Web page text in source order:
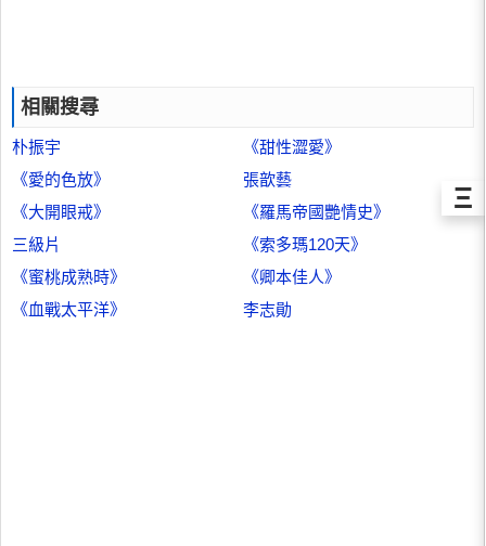
相關搜尋
朴振宇
《甜性澀愛》
《愛的色放》
張歆藝
《大開眼戒》
《羅馬帝國艷情史》
三級片
《索多瑪120天》
《蜜桃成熟時》
《卿本佳人》
《血戰太平洋》
李志勛
Ξ